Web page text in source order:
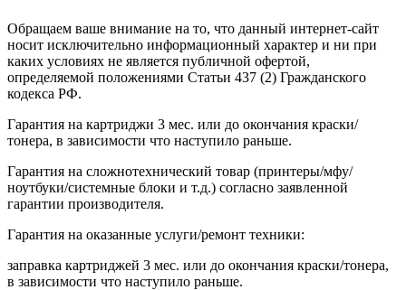
Обращаем ваше внимание на то, что данный интернет-сайт
носит исключительно информационный характер и ни при
каких условиях не является публичной офертой,
определяемой положениями Статьи 437 (2) Гражданского
кодекса РФ.
Гарантия на картриджи 3 мес. или до окончания краски/
тонера, в зависимости что наступило раньше.
Гарантия на сложнотехнический товар (принтеры/мфу/
ноутбуки/системные блоки и т.д.) согласно заявленной
гарантии производителя.
Гарантия на оказанные услуги/ремонт техники:
заправка картриджей 3 мес. или до окончания краски/тонера,
в зависимости что наступило раньше.